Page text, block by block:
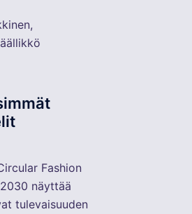
Fashion
näyttää
tulevaisuuden